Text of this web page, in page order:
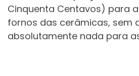
Cinquenta Centavos) para
fornos das cerâmicas, sem
absolutamente nada para